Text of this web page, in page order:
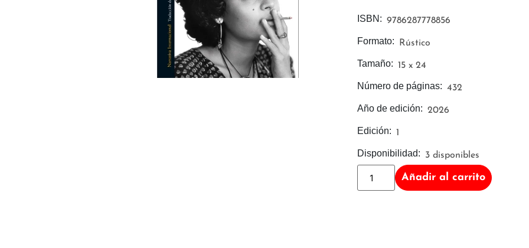
Añadir al carrito
Disponibilidad: 3 disponibles
Edición: 1
Año de edición: 2026
Número de páginas: 432
Tamaño: 15 x 24
Formato: Rústico
ISBN: 9786287778856